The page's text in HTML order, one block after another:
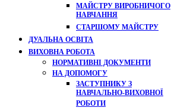
МАЙСТРУ ВИРОБНИЧОГО
НАВЧАННЯ
СТАРШОМУ МАЙСТРУ
ДУАЛЬНА ОСВІТА
ВИХОВНА РОБОТА
НОРМАТИВНІ ДОКУМЕНТИ
НА ДОПОМОГУ
ЗАСТУПНИКУ З
НАВЧАЛЬНО-ВИХОВНОЇ
РОБОТИ